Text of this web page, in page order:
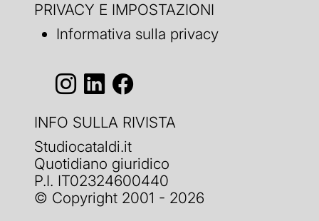
PRIVACY E IMPOSTAZIONI
Informativa sulla privacy
INFO SULLA RIVISTA
Studiocataldi.it
Quotidiano giuridico
P.I. IT02324600440
© Copyright 2001 - 2026